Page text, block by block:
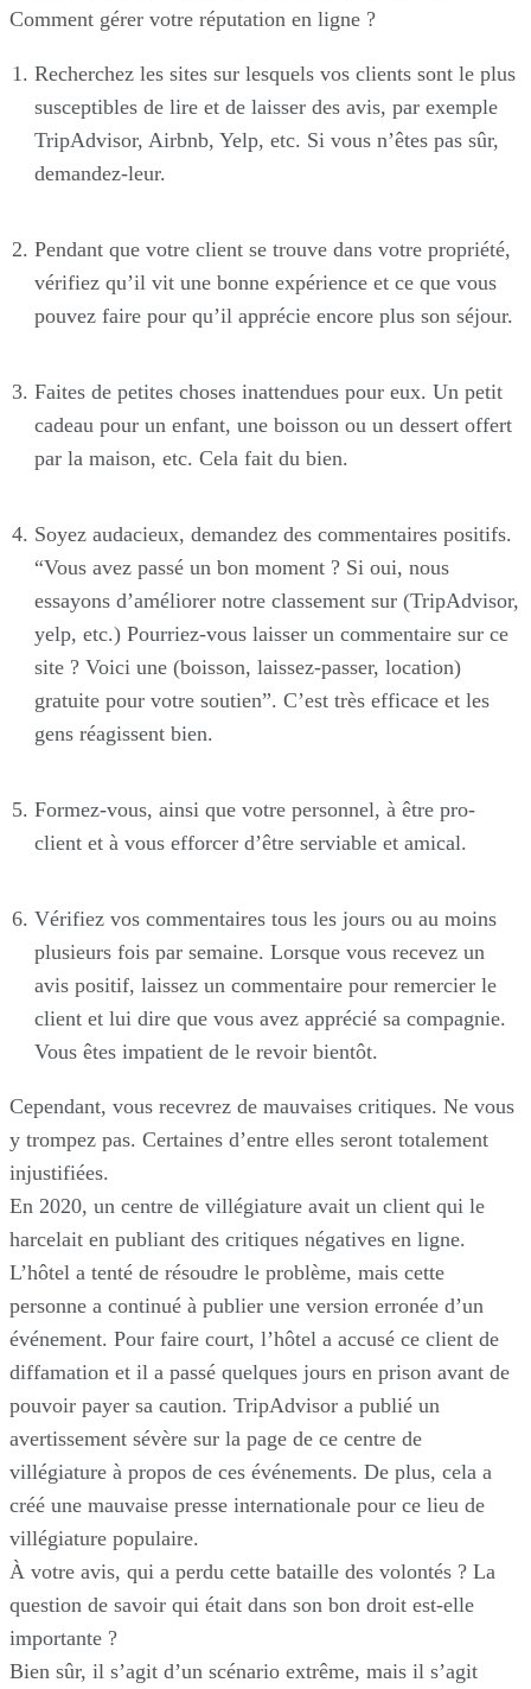
Comment gérer votre réputation en ligne ?
Recherchez les sites sur lesquels vos clients sont le plus
susceptibles de lire et de laisser des avis, par exemple
TripAdvisor, Airbnb, Yelp, etc. Si vous n’êtes pas sûr,
demandez-leur.
Pendant que votre client se trouve dans votre propriété,
vérifiez qu’il vit une bonne expérience et ce que vous
pouvez faire pour qu’il apprécie encore plus son séjour.
Faites de petites choses inattendues pour eux. Un petit
cadeau pour un enfant, une boisson ou un dessert offert
par la maison, etc. Cela fait du bien.
Soyez audacieux, demandez des commentaires positifs.
“Vous avez passé un bon moment ? Si oui, nous
essayons d’améliorer notre classement sur (TripAdvisor,
yelp, etc.) Pourriez-vous laisser un commentaire sur ce
site ? Voici une (boisson, laissez-passer, location)
gratuite pour votre soutien”. C’est très efficace et les
gens réagissent bien.
Formez-vous, ainsi que votre personnel, à être pro-
client et à vous efforcer d’être serviable et amical.
Vérifiez vos commentaires tous les jours ou au moins
plusieurs fois par semaine. Lorsque vous recevez un
avis positif, laissez un commentaire pour remercier le
client et lui dire que vous avez apprécié sa compagnie.
Vous êtes impatient de le revoir bientôt.
Cependant, vous recevrez de mauvaises critiques. Ne vous
y trompez pas. Certaines d’entre elles seront totalement
injustifiées.
En 2020, un centre de villégiature avait un client qui le
harcelait en publiant des critiques négatives en ligne.
L’hôtel a tenté de résoudre le problème, mais cette
personne a continué à publier une version erronée d’un
événement. Pour faire court, l’hôtel a accusé ce client de
diffamation et il a passé quelques jours en prison avant de
pouvoir payer sa caution. TripAdvisor a publié un
avertissement sévère sur la page de ce centre de
villégiature à propos de ces événements. De plus, cela a
créé une mauvaise presse internationale pour ce lieu de
villégiature populaire.
À votre avis, qui a perdu cette bataille des volontés ? La
question de savoir qui était dans son bon droit est-elle
importante ?
Bien sûr, il s’agit d’un scénario extrême, mais il s’agit